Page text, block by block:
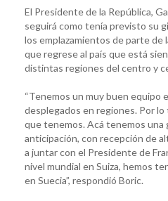
El Presidente de la República,
seguirá como tenía previsto su
los emplazamientos de parte de
que regrese al país que está
distintas regiones del centro y
“Tenemos un muy buen equipo
desplegados en regiones. Por
que tenemos. Acá tenemos una
anticipación, con recepción de
a juntar con el Presidente de
nivel mundial en Suiza, hemos
en Suecia”, respondió Boric.